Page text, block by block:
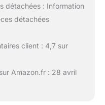
détachées : Information
détachées
client : 4,7 sur
Amazon.fr : 28 avril